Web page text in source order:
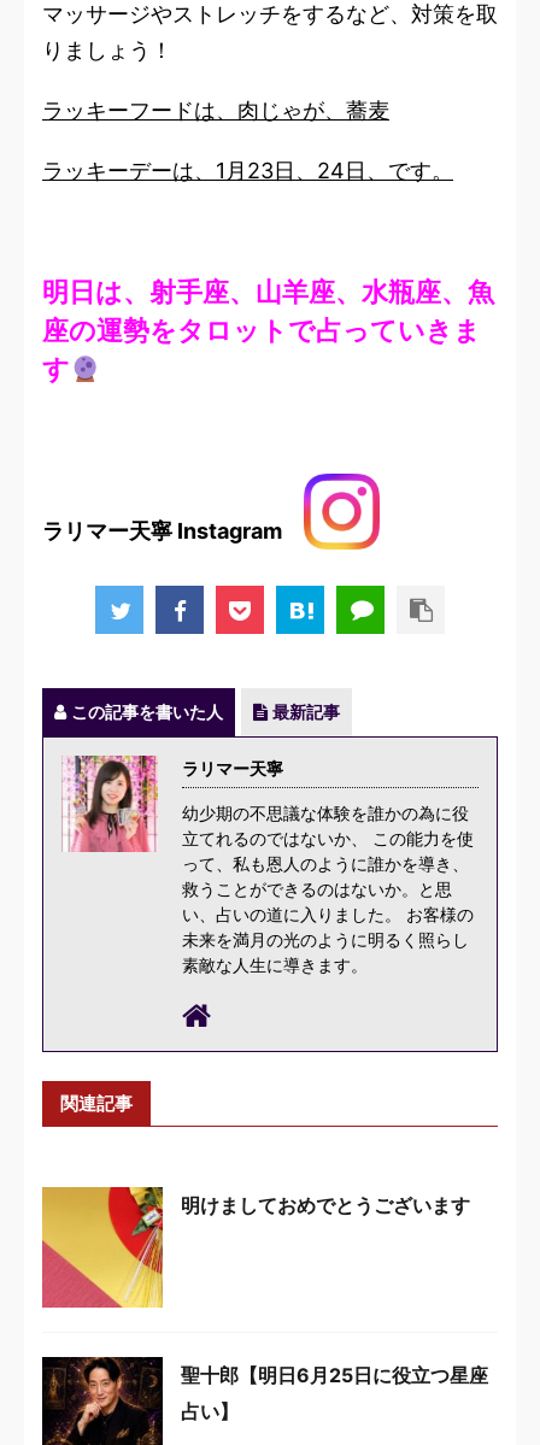
マッサージやストレッチをするなど、対策を取
りましょう！
ラッキーフードは、肉じゃが、蕎麦
ラッキーデーは、1月23日、24日、です。
明日は、射手座、山羊座、水瓶座、魚
座の運勢をタロットで占っていきま
す
ラリマー天寧 Instagram
この記事を書いた人 最新記事
ラリマー天寧
幼少期の不思議な体験を誰かの為に役
立てれるのではないか、 この能力を使
って、私も恩人のように誰かを導き、
救うことができるのはないか。と思
い、占いの道に入りました。 お客様の
未来を満月の光のように明るく照らし
素敵な人生に導きます。
関連記事
明けましておめでとうございます
聖十郎【明日6月25日に役立つ星座
占い】